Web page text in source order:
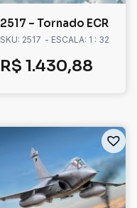
2517 – Tornado ECR
SKU: 2517 - ESCALA: 1 : 32
R$ 1.430,88